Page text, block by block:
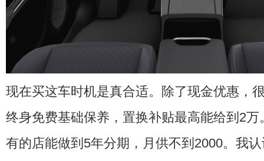
现在买这车时机是真合适。除了现金优惠，
终身免费基础保养，置换补贴最高能给到2
有的店能做到5年分期，月供不到2000。我